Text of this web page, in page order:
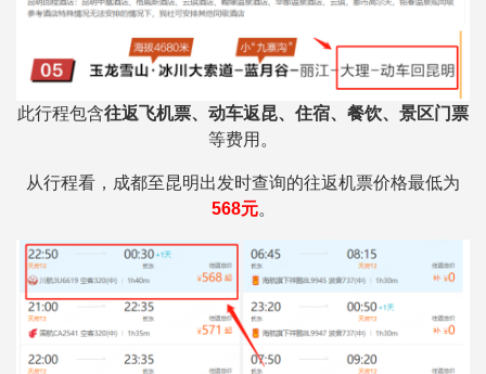
此行程包含往返飞机票、动车返昆、住宿、餐饮、景区门票
等费用。
从行程看，成都至昆明出发时查询的往返机票价格最低为
568元。